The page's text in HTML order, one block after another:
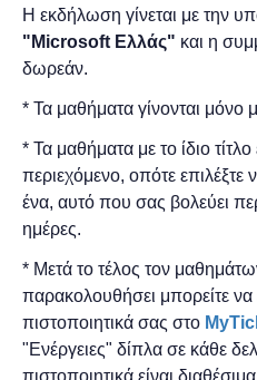
Η εκδήλωση γίνεται με την
" Microsoft Ελλάς" και η
δωρεάν.
* Τα μαθήματα γίνονται μόνο
* Τα μαθήματα με το ίδιο τίτλο
περιεχόμενο, οπότε
ένα, αυτό που σας βολεύει
ημέρες.
* Μετά το τέλος τον
παρακολουθήσει μπορείτε
πιστοποιητικά ​σας στο
"Ενέργειες" δίπλα σε κάθε
πιστοποιητικά είναι